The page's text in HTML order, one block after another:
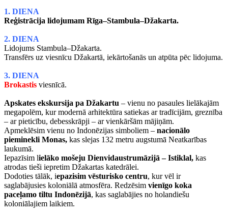
1. DIENA
Reģistrācija lidojumam Rīga–Stambula–Džakarta.
2. DIENA
Lidojums Stambula–Džakarta.
Transfērs uz viesnīcu Džakartā, iekārtošanās un atpūta pēc lidojuma.
3. DIENA
Brokastis viesnīcā.
Apskates ekskursija pa Džakartu – vienu no pasaules lielākajām
megapolēm, kur modernā arhitektūra satiekas ar tradīcijām, greznība
– ar pieticību, debesskrāpji – ar vienkāršām mājiņām.
Apmeklēsim vienu no Indonēzijas simboliem – nacionālo
pieminekli Monas, kas slejas 132 metru augstumā Neatkarības
laukumā.
Iepazīsim lielāko mošeju Dienvidaustrumāzijā – Istiklal, kas
atrodas tieši iepretim Džakartas katedrālei.
Dodoties tālāk, iepazisim vēsturisko centru, kur vēl ir
saglabājusies koloniālā atmosfēra. Redzēsim vienīgo koka
paceļamo tiltu Indonēzijā, kas saglabājies no holandiešu
koloniālajiem laikiem.